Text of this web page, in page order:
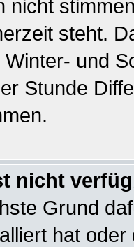
nicht
steht.
und
Stunde
nicht
Grund
hat